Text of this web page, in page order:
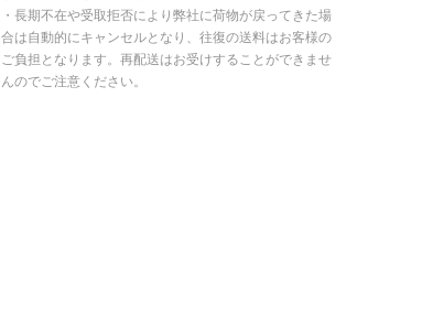
・長期不在や受取拒否により弊社に荷物が戻ってきた場
合は自動的にキャンセルとなり、往復の送料はお客様の
ご負担となります。再配送はお受けすることができませ
んのでご注意ください。